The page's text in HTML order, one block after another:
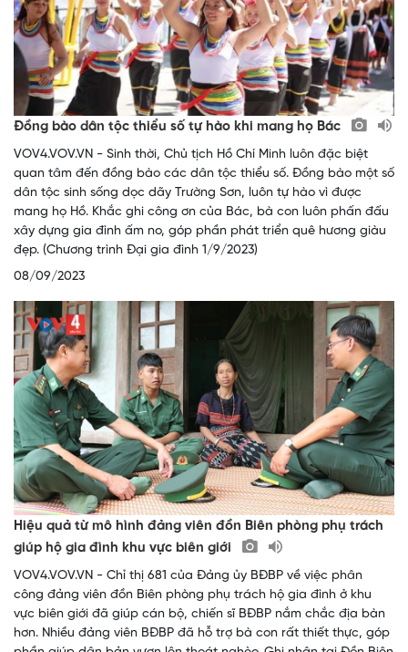
Đồng bào dân tộc thiểu số tự hào khi mang họ Bác
VOV4.VOV.VN - Sinh thời, Chủ tịch Hồ Chí Minh luôn đặc biệt
quan tâm đến đồng bào các dân tộc thiểu số. Đồng bào một số
dân tộc sinh sống dọc dãy Trường Sơn, luôn tự hào vì được
mang họ Hồ. Khắc ghi công ơn của Bác, bà con luôn phấn đấu
xây dựng gia đình ấm no, góp phần phát triển quê hương giàu
đẹp. (Chương trình Đại gia đình 1/9/2023)
08/09/2023
Hiệu quả từ mô hình đảng viên đồn Biên phòng phụ trách
giúp hộ gia đình khu vực biên giới
VOV4.VOV.VN - Chỉ thị 681 của Đảng ủy BĐBP về việc phân
công đảng viên đồn Biên phòng phụ trách hộ gia đình ở khu
vực biên giới đã giúp cán bộ, chiến sĩ BĐBP nắm chắc địa bàn
hơn. Nhiều đảng viên BĐBP đã hỗ trợ bà con rất thiết thực, góp